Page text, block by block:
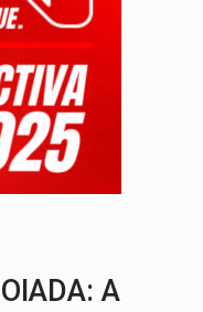
A trajetória de superação de
2ª edição da feira começa nesta quinta-feira (6) no
de novos servidores reforça equipes do Cad
avança cruzamento e deixa
Emanuel Neri transforma indignação e esperança em
A